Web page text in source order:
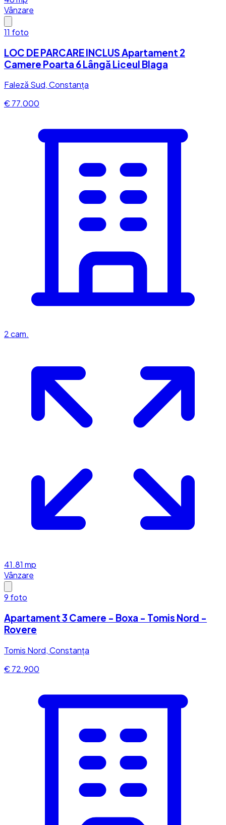
Vânzare
11 foto
LOC DE PARCARE INCLUS Apartament 2
Camere Poarta 6 Lângă Liceul Blaga
Faleză Sud, Constanța
€ 77.000
2cam.
41.81 mp
Vânzare
9 foto
Apartament 3 Camere - Boxa - Tomis Nord -
Rovere
Tomis Nord, Constanța
€ 72.900